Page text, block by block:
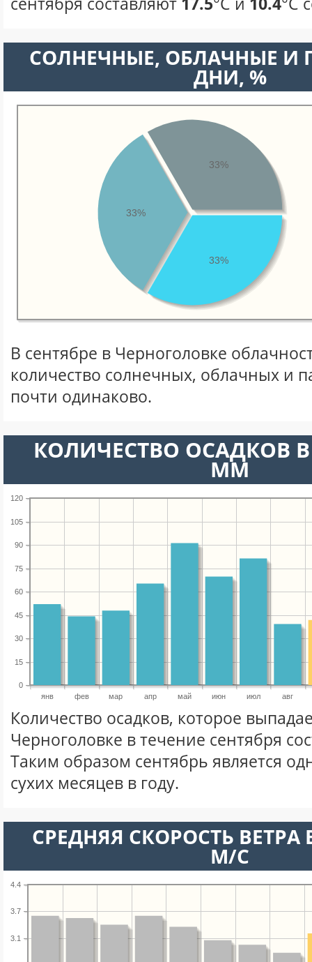
CОЛНЕЧНЫЕ, ОБЛАЧНЫЕ И
ДНИ, %
33%
33%
33%
В сентябре в Черноголовке
количество солнечных, облачных и
почти одинаково.
КОЛИЧЕСТВО ОСАДКОВ В
ММ
янв фев мар апр май июн июл авг
0
15
30
45
60
75
90
105
120
Количество осадков, которое
Черноголовке в течение сентября
Таким образом сентябрь является
сухих месяцев в году.
СРЕДНЯЯ СКОРОСТЬ ВЕТРА
М/С
3.1
3.7
4.4